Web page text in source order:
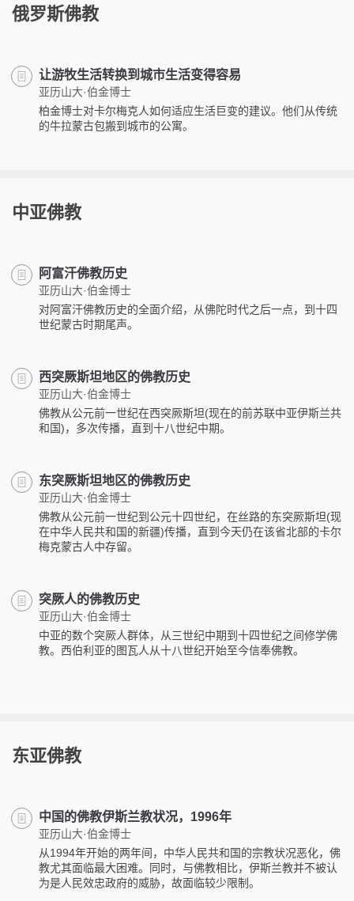
俄罗斯佛教
让游牧生活转换到城市生活变得容易
亚历山大·伯金博士
柏金博士对卡尔梅克人如何适应生活巨变的建议。他们从传统
的牛拉蒙古包搬到城市的公寓。
中亚佛教
阿富汗佛教历史
亚历山大·伯金博士
对阿富汗佛教历史的全面介绍，从佛陀时代之后一点，到十四
世纪蒙古时期尾声。
西突厥斯坦地区的佛教历史
亚历山大·伯金博士
佛教从公元前一世纪在西突厥斯坦(现在的前苏联中亚伊斯兰共
和国)，多次传播，直到十八世纪中期。
东突厥斯坦地区的佛教历史
亚历山大·伯金博士
佛教从公元前一世纪到公元十四世纪，在丝路的东突厥斯坦(现
在中华人民共和国的新疆)传播，直到今天仍在该省北部的卡尔
梅克蒙古人中存留。
突厥人的佛教历史
亚历山大·伯金博士
中亚的数个突厥人群体，从三世纪中期到十四世纪之间修学佛
教。西伯利亚的图瓦人从十八世纪开始至今信奉佛教。
东亚佛教
中国的佛教伊斯兰教状况，1996年
亚历山大·伯金博士
从1994年开始的两年间，中华人民共和国的宗教状况恶化，佛
教尤其面临最大困难。同时，与佛教相比，伊斯兰教并不被认
为是人民效忠政府的威胁，故面临较少限制。